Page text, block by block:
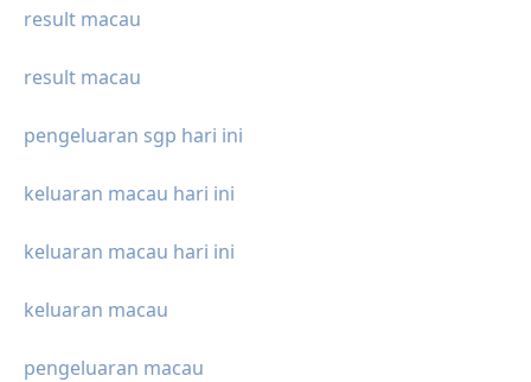
result macau
result macau
pengeluaran sgp hari ini
keluaran macau hari ini
keluaran macau hari ini
keluaran macau
pengeluaran macau